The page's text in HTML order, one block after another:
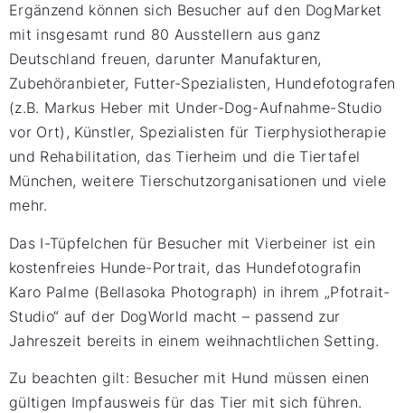
Ergänzend können sich Besucher auf den DogMarket
mit insgesamt rund 80 Ausstellern aus ganz
Deutschland freuen, darunter Manufakturen,
Zubehöranbieter, Futter-Spezialisten, Hundefotografen
(z.B. Markus Heber mit Under-Dog-Aufnahme-Studio
vor Ort), Künstler, Spezialisten für Tierphysiotherapie
und Rehabilitation, das Tierheim und die Tiertafel
München, weitere Tierschutzorganisationen und viele
mehr.
Das I-Tüpfelchen für Besucher mit Vierbeiner ist ein
kostenfreies Hunde-Portrait, das Hundefotografin
Karo Palme (Bellasoka Photograph) in ihrem „Pfotrait-
Studio“ auf der DogWorld macht – passend zur
Jahreszeit bereits in einem weihnachtlichen Setting.
Zu beachten gilt: Besucher mit Hund müssen einen
gültigen Impfausweis für das Tier mit sich führen.